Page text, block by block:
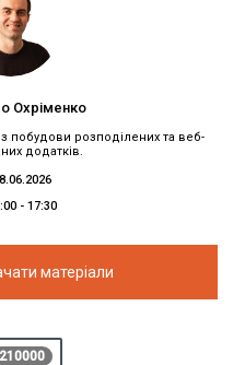
Охріменко
побудови розподілених та веб-
додатків.
- 17:30
матеріали
210000